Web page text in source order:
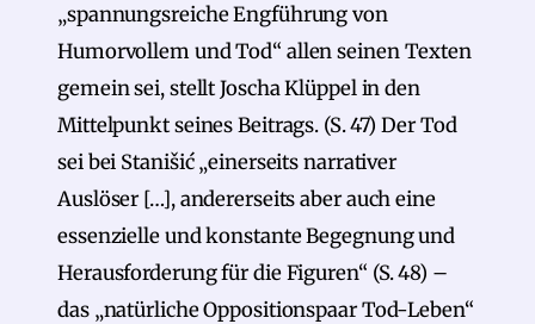
„spannungsreiche Engführung von
Humorvollem und Tod“ allen seinen Texten
gemein sei, stellt Joscha Klüppel in den
Mittelpunkt seines Beitrags. (S. 47) Der Tod
sei bei Stanišić „einerseits narrativer
Auslöser […], andererseits aber auch eine
essenzielle und konstante Begegnung und
Herausforderung für die Figuren“ (S. 48) –
das „natürliche Oppositionspaar Tod-Leben“